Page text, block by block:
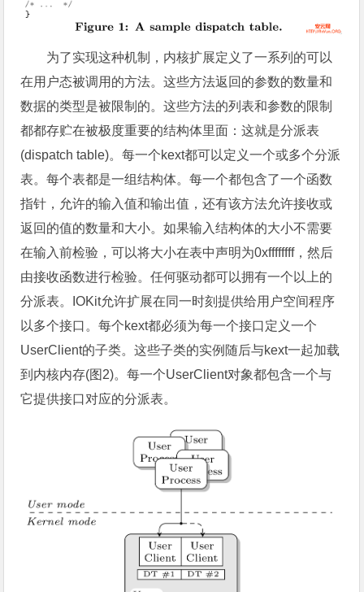
为了实现这种机制，内核扩展定义了一系列的可以
在用户态被调用的方法。这些方法返回的参数的数量和
数据的类型是被限制的。这些方法的列表和参数的限制
都都存贮在被极度重要的结构体里面：这就是分派表
(dispatch table)。每一个kext都可以定义一个或多个分派
表。每个表都是一组结构体。每一个都包含了一个函数
指针，允许的输入值和输出值，还有该方法允许接收或
返回的值的数量和大小。如果输入结构体的大小不需要
在输入前检验，可以将大小在表中声明为0xffffffff，然后
由接收函数进行检验。任何驱动都可以拥有一个以上的
分派表。IOKit允许扩展在同一时刻提供给用户空间程序
以多个接口。每个kext都必须为每一个接口定义一个
UserClient的子类。这些子类的实例随后与kext一起加载
到内核内存(图2)。每一个UserClient对象都包含一个与
它提供接口对应的分派表。